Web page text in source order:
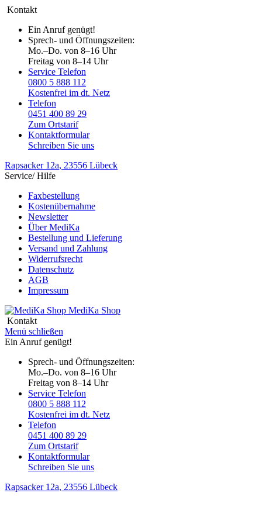
Kontakt
Ein Anruf genügt!
Sprech- und Öffnungszeiten:
Mo.–Do. von 8–16 Uhr
Freitag von 8–14 Uhr
Service Telefon
0800 5 888 112
Kostenfrei im dt. Netz
Telefon
0451 400 89 29
Zum Ortstarif
Kontaktformular
Schreiben Sie uns
Rapsacker 12a, 23556 Lübeck
Service/ Hilfe
Faxbestellung
Kostenübernahme
Newsletter
Über MediKa
Bestellung und Lieferung
Versand und Zahlung
Widerrufsrecht
Datenschutz
AGB
Impressum
MediKa Shop
Kontakt
Menü schließen
Ein Anruf genügt!
Sprech- und Öffnungszeiten:
Mo.–Do. von 8–16 Uhr
Freitag von 8–14 Uhr
Service Telefon
0800 5 888 112
Kostenfrei im dt. Netz
Telefon
0451 400 89 29
Zum Ortstarif
Kontaktformular
Schreiben Sie uns
Rapsacker 12a, 23556 Lübeck